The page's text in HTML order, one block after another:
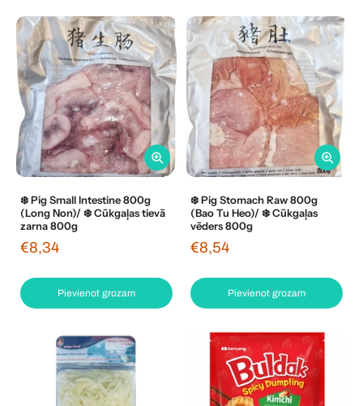
❄️ Pig Small Intestine 800g
(Long Non)/ ❄️ Cūkgaļas tievā
zarna 800g
€8,34
Pievienot grozam
❄️ Pig Stomach Raw 800g
(Bao Tu Heo)/ ❄️ Cūkgaļas
vēders 800g
€8,54
Pievienot grozam